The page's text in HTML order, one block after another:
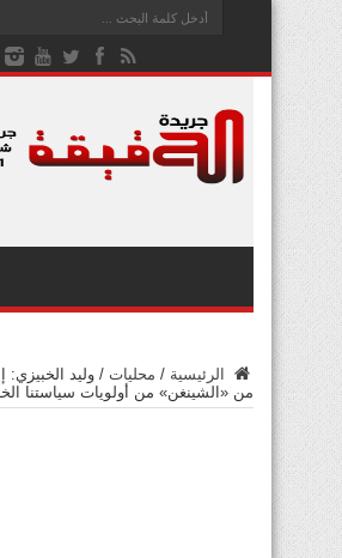
الرئيسية / محليات / وليد الخبيزي:
من «الشينغن» من أولويات سياستنا